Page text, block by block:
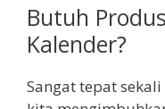
Butuh
Kalender?
Sangat tepat